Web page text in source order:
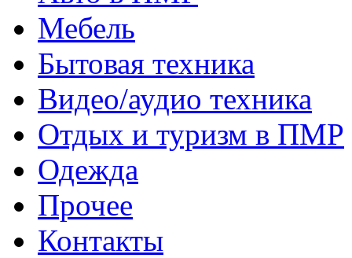
Мебель
Бытовая техника
Видео/аудио техника
Отдых и туризм в ПМР
Одежда
Прочее
Контакты